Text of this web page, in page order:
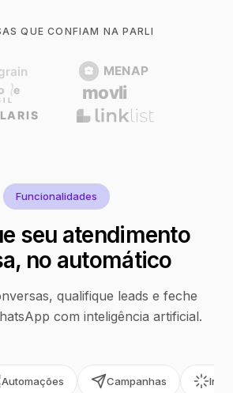
QUE CONFIAM NA PARLI
Funcionalidades
seu atendimento
no automático
qualifique leads e feche
com inteligência artificial.
Automações Campanhas